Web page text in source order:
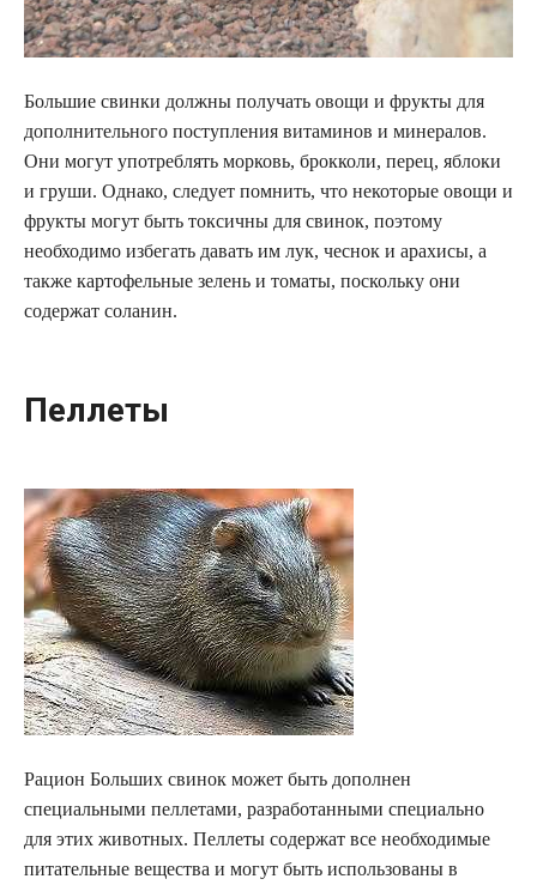
Большие свинки должны получать овощи и фрукты для
дополнительного поступления витаминов и минералов.
Они могут употреблять морковь, брокколи, перец, яблоки
и груши. Однако, следует помнить, что некоторые овощи и
фрукты могут быть токсичны для свинок, поэтому
необходимо избегать давать им лук, чеснок и арахисы, а
также картофельные зелень и томаты, поскольку они
содержат соланин.
Пеллеты
Рацион Больших свинок может быть дополнен
специальными пеллетами, разработанными специально
для этих животных. Пеллеты содержат все необходимые
питательные вещества и могут быть использованы в